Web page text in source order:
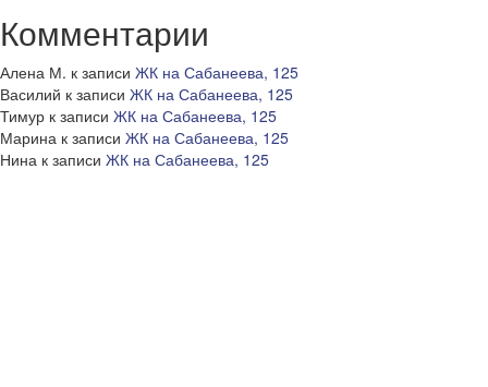
Комментарии
Алена М. к записи ЖК на Сабанеева, 125
Василий к записи ЖК на Сабанеева, 125
Тимур к записи ЖК на Сабанеева, 125
Марина к записи ЖК на Сабанеева, 125
Нина к записи ЖК на Сабанеева, 125